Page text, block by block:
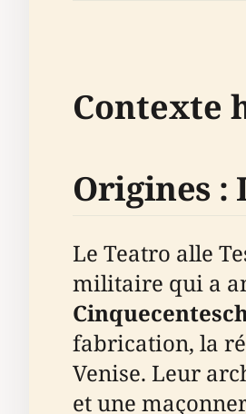
Contexte
Origines :
Le Teatro alle
militaire qui a
fabrication, la
Venise. Leur
et une